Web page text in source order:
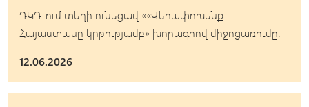
ԴԿԴ-ում տեղի ունեցավ ««Վերափոխենք
Հայաստանը կրթությամբ» խորագրով միջոցառումը։
12.06.2026